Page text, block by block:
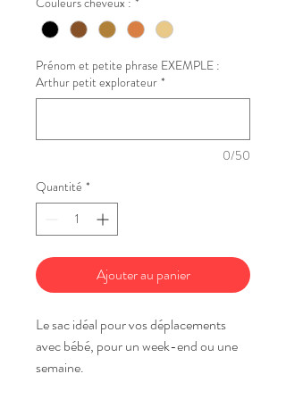
Prénom et petite phrase EXEMPLE :
Arthur petit explorateur *
0/50
Quantité *
Ajouter au panier
Le sac idéal pour vos déplacements
avec bébé, pour un week-end ou une
semaine.